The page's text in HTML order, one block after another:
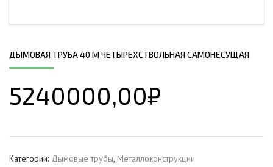
ДЫМОВАЯ ТРУБА 40 М ЧЕТЫРЕХСТВОЛЬНАЯ САМОНЕСУЩАЯ
5240000,00₽
Категории: Дымовые трубы, Металлоконструкции